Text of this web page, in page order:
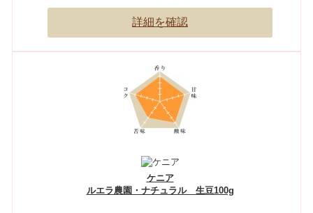
詳細を確認
ケニア
ルエラ農園・ナチュラル 生豆100g